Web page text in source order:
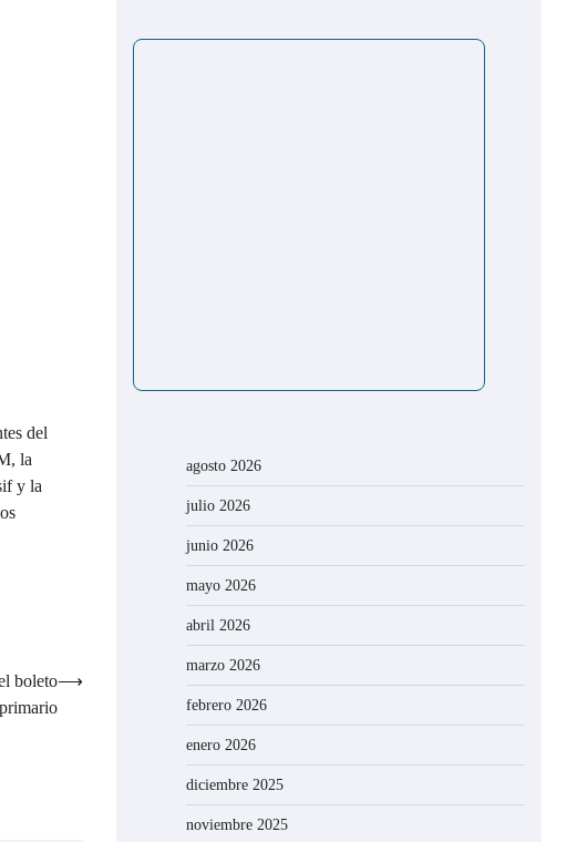
del
la
y la
boleto⟶
agosto 2026
julio 2026
junio 2026
mayo 2026
abril 2026
marzo 2026
febrero 2026
enero 2026
diciembre 2025
noviembre 2025